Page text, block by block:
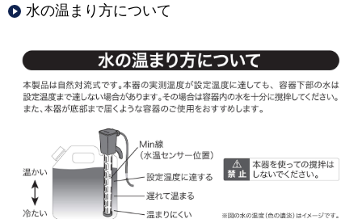
水の温まり方について